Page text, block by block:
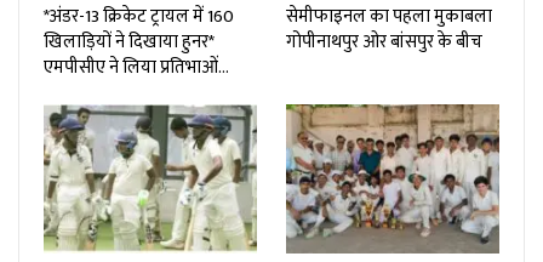
*अंडर-13 क्रिकेट ट्रायल में 160
खिलाड़ियों ने दिखाया हुनर*
एमपीसीए ने लिया प्रतिभाओं…
सेमीफाइनल का पहला मुकाबला
गोपीनाथपुर ओर बांसपुर के बीच